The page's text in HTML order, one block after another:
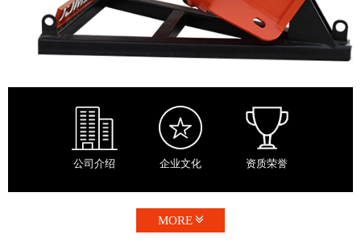
公司介绍 企业文化 资质荣誉
MORE